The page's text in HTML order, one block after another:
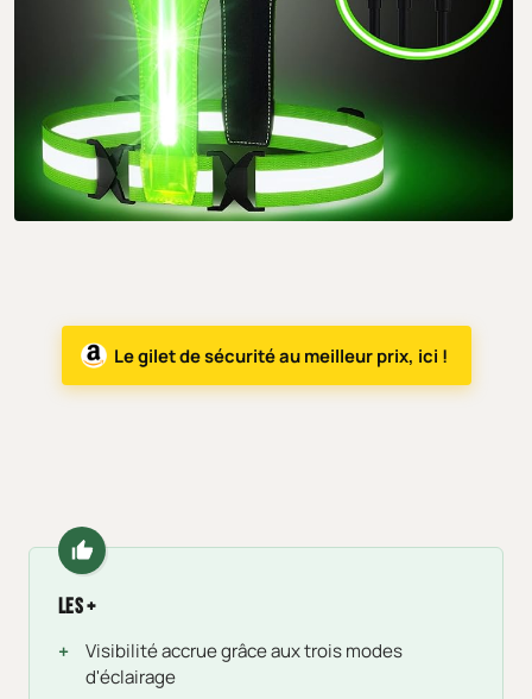
Le gilet de sécurité au meilleur prix, ici !
Les +
Visibilité accrue grâce aux trois modes
d'éclairage